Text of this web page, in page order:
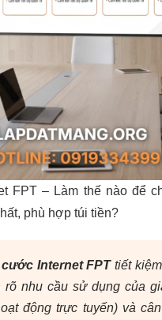
FPT – Làm thế nào để
phù hợp túi tiền?
Internet FPTtiết
rõ nhu cầu sử dụng của
động trực tuyến) và